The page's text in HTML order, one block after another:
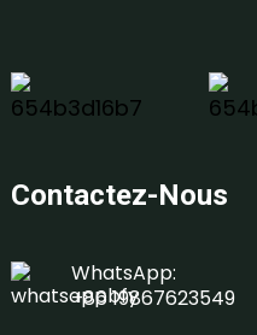
Contactez-Nous
WhatsApp:
+86 19867623549